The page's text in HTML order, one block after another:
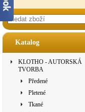
Katalog
KLOTHO - AUTORSKÁ
TVORBA
Předené
Pletené
Tkané